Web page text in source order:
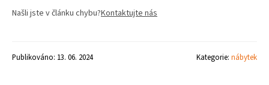
Našli jste v článku chybu?Kontaktujte nás
Publikováno: 13. 06. 2024 Kategorie: nábytek